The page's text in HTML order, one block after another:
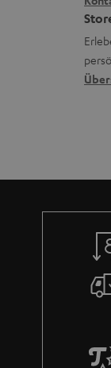
n
d
a
r
a
n
R
ü
c
k
m
k
o
n
t
d
a
t